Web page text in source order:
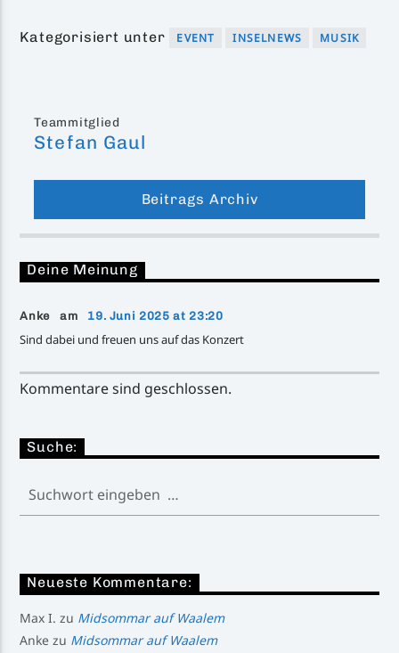
Kategorisiert unter EVENT INSELNEWS MUSIK
Teammitglied
Stefan Gaul
Beitrags Archiv
Deine Meinung
Anke am 19. Juni 2025 at 23:20
Sind dabei und freuen uns auf das Konzert
Kommentare sind geschlossen.
Suche:
Neueste Kommentare:
Max I. zu Midsommar auf Waalem
Anke zu Midsommar auf Waalem